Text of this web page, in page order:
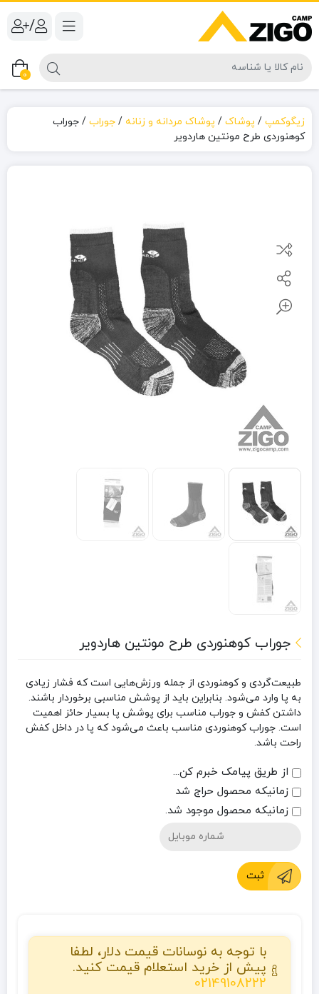
/
0
زیگوکمپ / پوشاک / پوشاک مردانه و زنانه / جوراب / جوراب
کوهنوردی طرح مونتین هاردویر
جوراب کوهنوردی طرح مونتین هاردویر
طبیعت‌گردی و کوهنوردی از جمله ورزش‌هایی است که فشار زیادی
به پا وارد می‌شود. بنابراین باید از پوشش مناسبی برخوردار باشند.
داشتن کفش و جوراب مناسب برای پوشش پا بسیار حائز اهمیت
است. جوراب کوهنوردی مناسب باعث می‌شود که پا در داخل کفش
راحت باشد.
از طریق پیامک خبرم کن...
زمانیکه محصول حراج شد
زمانیکه محصول موجود شد.
ثبت
با توجه به نوسانات قیمت دلار، لطفا
پیش از خرید استعلام قیمت کنید.
02149108222